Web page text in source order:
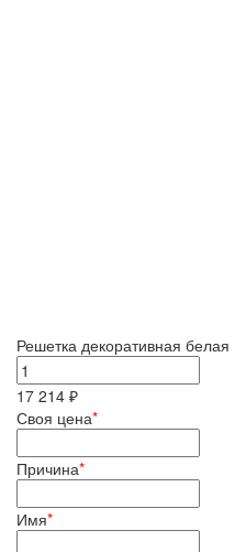
Решетка декоративная
17 214 ₽
Своя цена*
Причина*
Имя*